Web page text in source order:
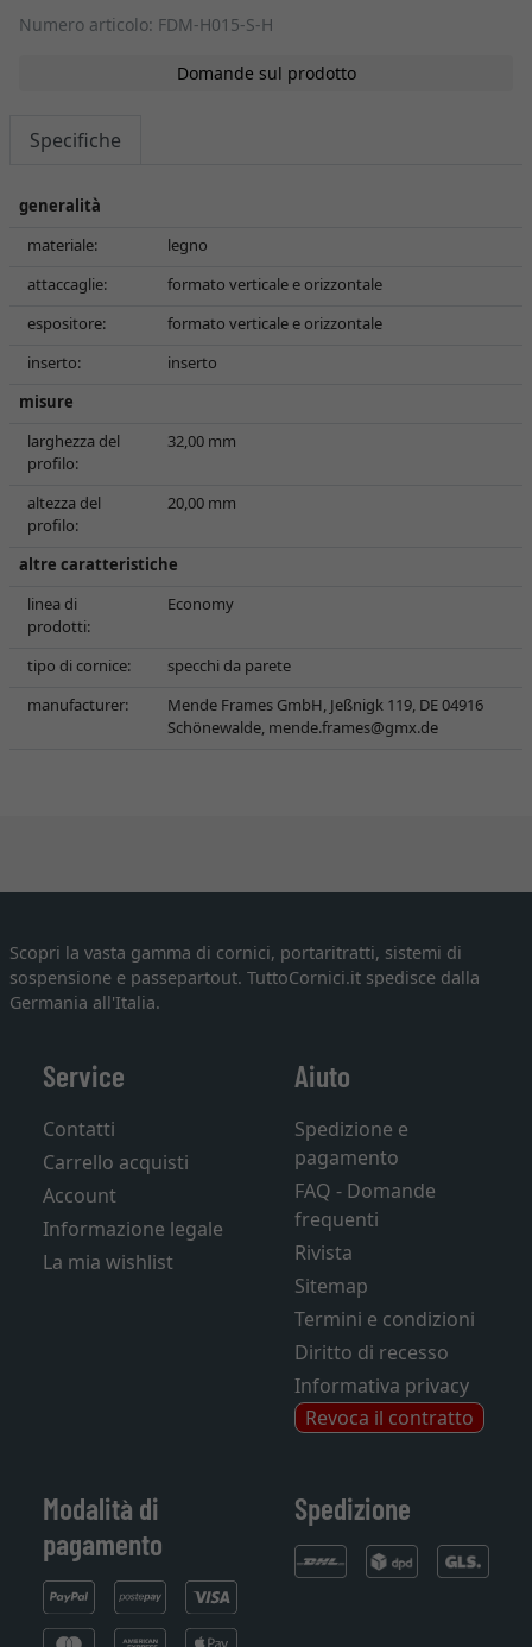
Numero articolo: FDM-H015-S-H
Domande sul prodotto
Specifiche
generalità
materiale:
legno
attaccaglie:
formato verticale e orizzontale
espositore:
formato verticale e orizzontale
inserto:
inserto
misure
larghezza del
profilo:
32,00 mm
altezza del
profilo:
20,00 mm
altre caratteristiche
linea di
prodotti:
Economy
tipo di cornice:
specchi da parete
manufacturer:
Mende Frames GmbH, Jeßnigk 119, DE 04916
Schönewalde, mende.frames@gmx.de
Scopri la vasta gamma di cornici, portaritratti, sistemi di
sospensione e passepartout. TuttoCornici.it spedisce dalla
Germania all'Italia.
Service
Contatti
Carrello acquisti
Account
Informazione legale
La mia wishlist
Aiuto
Spedizione e
pagamento
FAQ - Domande
frequenti
Rivista
Sitemap
Termini e condizioni
Diritto di recesso
Informativa privacy
Revoca il contratto
Modalità di
pagamento
Spedizione